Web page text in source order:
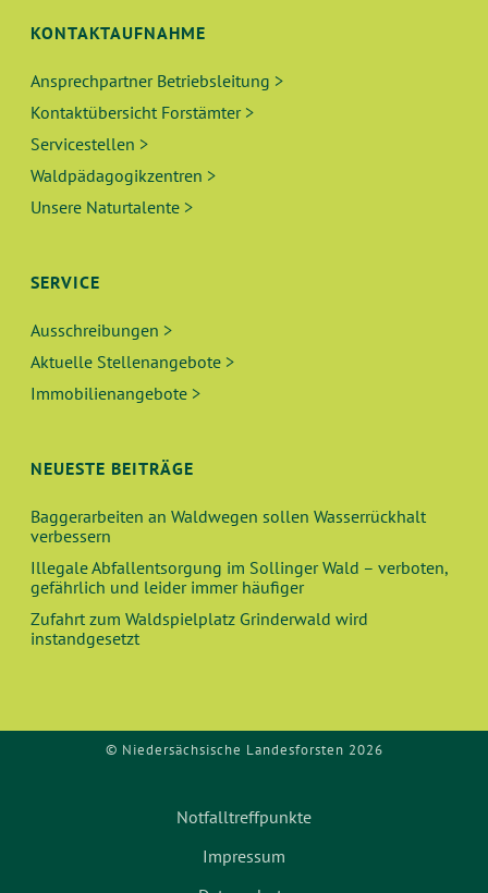
KONTAKTAUFNAHME
Ansprechpartner Betriebsleitung >
Kontaktübersicht Forstämter >
Servicestellen >
Waldpädagogikzentren >
Unsere Naturtalente >
SERVICE
Ausschreibungen >
Aktuelle Stellenangebote >
Immobilienangebote >
NEUESTE BEITRÄGE
Baggerarbeiten an Waldwegen sollen Wasserrückhalt
verbessern
Illegale Abfallentsorgung im Sollinger Wald – verboten,
gefährlich und leider immer häufiger
Zufahrt zum Waldspielplatz Grinderwald wird
instandgesetzt
© Niedersächsische Landesforsten 2026
Notfalltreffpunkte
Impressum